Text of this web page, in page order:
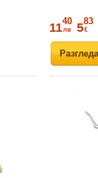
1140
лв 583
€